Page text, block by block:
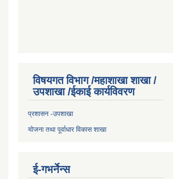
विषयगत विभाग /महाशाखा शाखा /
उपशाखा /ईकाई कार्यविवरण
प्रशासन -उपशाखा
योजना तथा पूर्वाधार विकास शाखा
ई-गभर्नेन्स